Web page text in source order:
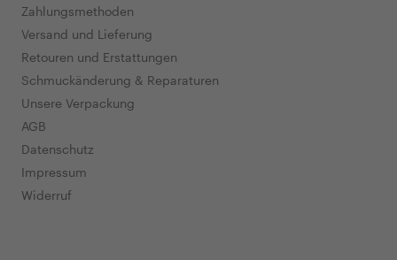
Zahlungsmethoden
Versand und Lieferung
Retouren und Erstattungen
Schmuckänderung & Reparaturen
Unsere Verpackung
AGB
Datenschutz
Impressum
Widerruf